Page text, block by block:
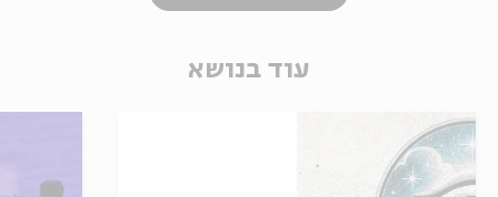
עוד בנושא